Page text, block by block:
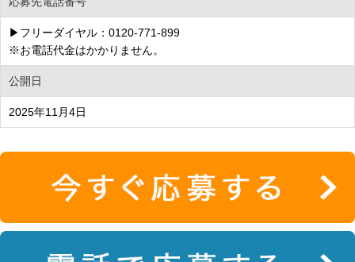
▶フリーダイヤル：0120-771-899
※お電話代金はかかりません。
公開日
2025年11月4日